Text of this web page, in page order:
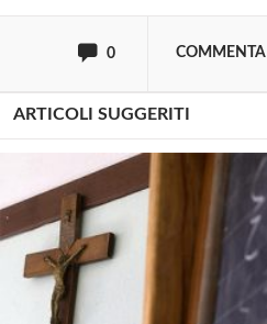
0 COMMENTA
ARTICOLI SUGGERITI